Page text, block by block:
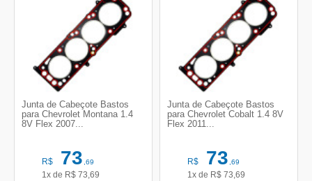
Junta de Cabeçote Bastos
para Chevrolet Montana 1.4
8V Flex 2007...
R$ 73,69
1x de R$ 73,69
Junta de Cabeçote Bastos
para Chevrolet Cobalt 1.4 8V
Flex 2011...
R$ 73,69
1x de R$ 73,69